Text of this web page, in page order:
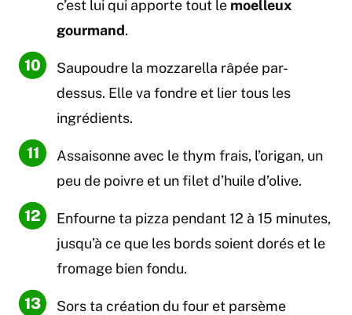
c’est lui qui apporte tout le moelleux
gourmand.
Saupoudre la mozzarella râpée par-
dessus. Elle va fondre et lier tous les
ingrédients.
Assaisonne avec le thym frais, l’origan, un
peu de poivre et un filet d’huile d’olive.
Enfourne ta pizza pendant 12 à 15 minutes,
jusqu’à ce que les bords soient dorés et le
fromage bien fondu.
Sors ta création du four et parsème